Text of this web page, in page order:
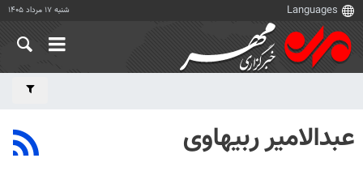
شنبه ۱۷ مرداد ۱۴۰۵
عبدالامیر ربیهاوی